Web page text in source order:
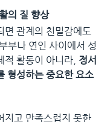
의 질 향상
면 관계의 친밀감에도
부나 연인 사이에서 성
적 활동이 아니라, 정서
형성하는 중요한 요소
지고 만족스럽지 못한